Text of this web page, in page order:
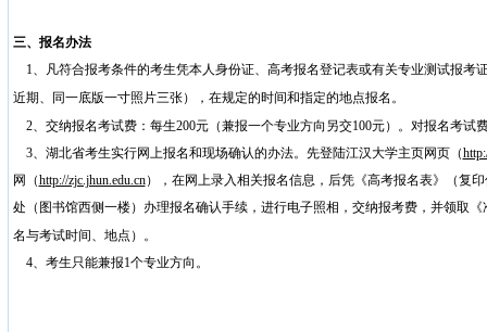
三、报名办法
1、凡符合报考条件的考生凭本人身份证、高考报名登记表或有关专业测试报考
近期、同一底版一寸照片三张），在规定的时间和指定的地点报名。
2、交纳报名考试费：每生200元（兼报一个专业方向另交100元）。对报名考试
3、湖北省考生实行网上报名和现场确认的办法。先登陆江汉大学主页网页（
网（http://zjc.jhun.edu.cn），在网上录入相关报名信息，后凭《高考报名表》（复
处（图书馆西侧一楼）办理报名确认手续，进行电子照相，交纳报考费，并领取
名与考试时间、地点）。
4、考生只能兼报1个专业方向。